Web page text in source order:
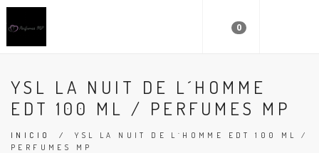
0
YSL LA NUIT DE L´HOMME
EDT 100 ML / PERFUMES MP
INICIO /YSL LA NUIT DE L´HOMME EDT 100 ML /
PERFUMES MP